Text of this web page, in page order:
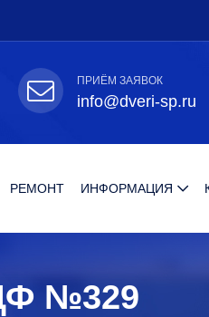
ПРИЁМ ЗАЯВОК
info@dveri-sp.ru
РЕМОНТ ИНФОРМАЦИЯ
№329